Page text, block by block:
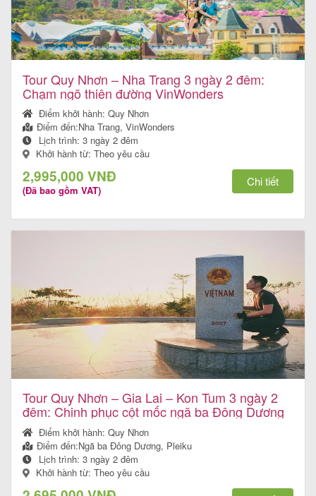
Tour
Phú
Yên
Tour
trong
nước
Nhơn
Lịch
hành
Tin
du
Tour Quy Nhơn – Nha Trang 3 ngày 2 đêm:
Chạm ngõ thiên đường VinWonders
Điểm khởi hành:Quy Nhơn
Điểm đến:Nha Trang, VinWonders
Lịch trình:3 ngày 2 đêm
Khởi hành từ: Theo yêu cầu
2,995,000 VNĐ
(Đã bao gồm VAT)
Chi tiết
Tour Quy Nhơn – Gia Lai – Kon Tum 3 ngày 2
đêm: Chinh phục cột mốc ngã ba Đông Dương
Điểm khởi hành:Quy Nhơn
Điểm đến:Ngã ba Đông Dương, Pleiku
Lịch trình:3 ngày 2 đêm
Khởi hành từ: Theo yêu cầu